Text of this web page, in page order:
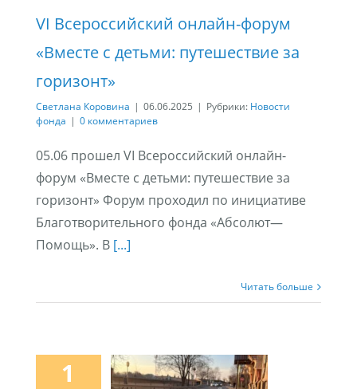
VI Всероссийский онлайн-форум
«Вместе с детьми: путешествие за
горизонт»
Светлана Коровина | 06.06.2025 | Рубрики: Новости
фонда | 0 комментариев
05.06 прошел VI Всероссийский онлайн-
форум «Вместе с детьми: путешествие за
горизонт» Форум проходил по инициативе
Благотворительного фонда «Абсолют—
Помощь». В[...]
Читать больше
1
От рассвета до
заката: как